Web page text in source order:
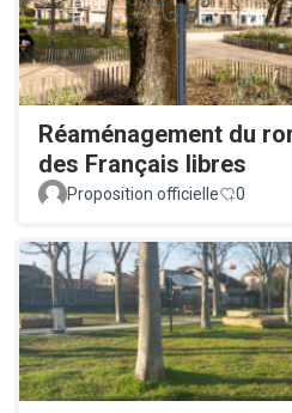
Réaménagement du
des Français libres
Proposition officielle 0